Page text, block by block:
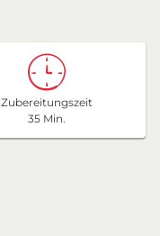
Zubereitungszeit
35 Min.